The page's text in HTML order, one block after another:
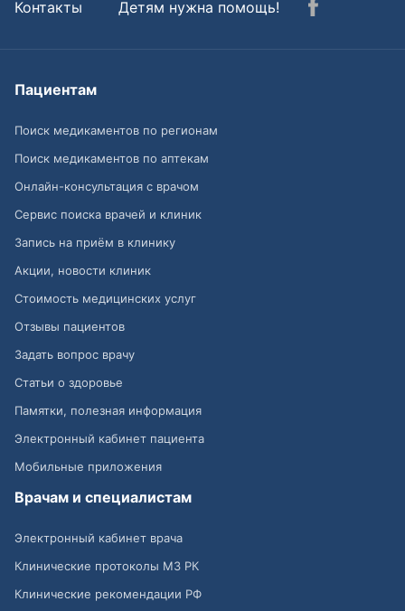
Контакты
Детям нужна помощь!
Пациентам
Поиск медикаментов по регионам
Поиск медикаментов по аптекам
Онлайн-консультация с врачом
Сервис поиска врачей и клиник
Запись на приём в клинику
Акции, новости клиник
Стоимость медицинских услуг
Отзывы пациентов
Задать вопрос врачу
Статьи о здоровье
Памятки, полезная информация
Электронный кабинет пациента
Мобильные приложения
Врачам и специалистам
Электронный кабинет врача
Клинические протоколы МЗ РК
Клинические рекомендации РФ